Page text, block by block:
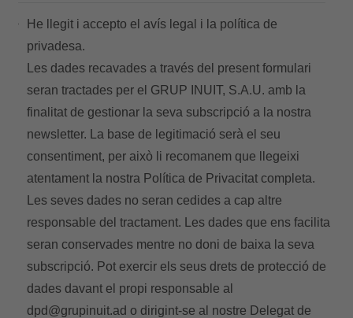
He llegit i accepto el avís legal i la política de
privadesa.
Les dades recavades a través del present formulari
seran tractades per el GRUP INUIT, S.A.U. amb la
finalitat de gestionar la seva subscripció a la nostra
newsletter. La base de legitimació serà el seu
consentiment, per això li recomanem que llegeixi
atentament la nostra Política de Privacitat completa.
Les seves dades no seran cedides a cap altre
responsable del tractament. Les dades que ens facilita
seran conservades mentre no doni de baixa la seva
subscripció. Pot exercir els seus drets de protecció de
dades davant el propi responsable al
dpd@grupinuit.ad o dirigint-se al nostre Delegat de